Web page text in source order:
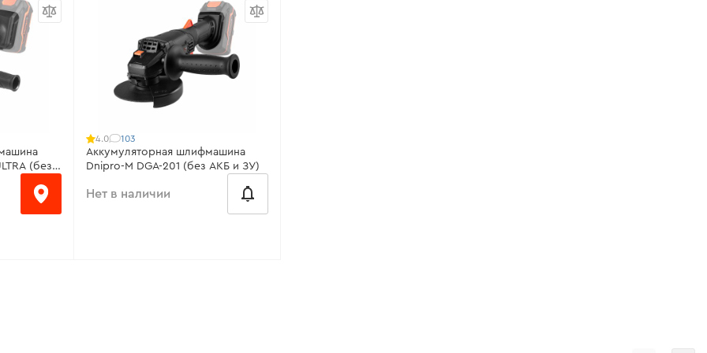
40 В Напряжение аккумулятора:40 В
Тип двигателя:бесщёточный
KickBack Control:нет
Регулировка удара:
Все характеристики
(без
4.0 103
Аккумуляторная шлифмашина
Dnipro-M DGA-201 (без АКБ и ЗУ)
Нет в наличии